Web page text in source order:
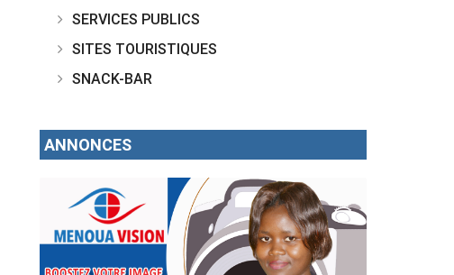
SERVICES PUBLICS
SITES TOURISTIQUES
SNACK-BAR
ANNONCES